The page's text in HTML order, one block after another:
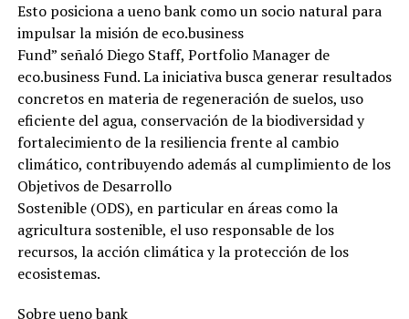
Esto posiciona a ueno bank como un socio natural para
impulsar la misión de eco.business
Fund” señaló Diego Staff, Portfolio Manager de
eco.business Fund. La iniciativa busca generar resultados
concretos en materia de regeneración de suelos, uso
eficiente del agua, conservación de la biodiversidad y
fortalecimiento de la resiliencia frente al cambio
climático, contribuyendo además al cumplimiento de los
Objetivos de Desarrollo
Sostenible (ODS), en particular en áreas como la
agricultura sostenible, el uso responsable de los
recursos, la acción climática y la protección de los
ecosistemas.
Sobre ueno bank